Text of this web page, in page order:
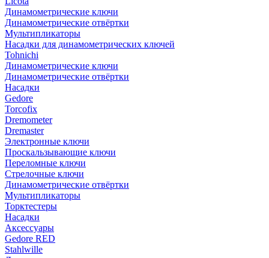
Динамометрические ключи
Динамометрические отвёртки
Мультипликаторы
Насадки для динамометрических ключей
Tohnichi
Динамометрические ключи
Динамометрические отвёртки
Насадки
Gedore
Torcofix
Dremometer
Dremaster
Электронные ключи
Проскальзывающие ключи
Переломные ключи
Стрелочные ключи
Динамометрические отвёртки
Мультипликаторы
Торктестеры
Насадки
Аксессуары
Gedore RED
Stahlwille